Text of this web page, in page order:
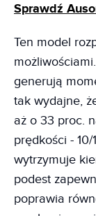
Sprawdź
Ten model
generują
tak wydajne,
aż o 33 proc.
prędkości -
wytrzymuje
podest
poprawia